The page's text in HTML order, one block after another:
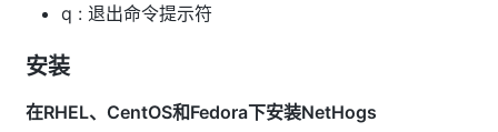
q : 退出命令提示符
安装
在RHEL、CentOS和Fedora下安装NetHogs